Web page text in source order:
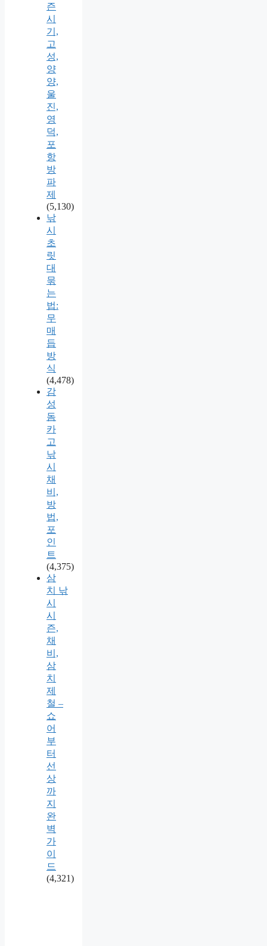
즌
시
기,
고
성,
양
양,
울
진,
영
덕,
포
항
방
파
제
(5,130)
낚
시
초
릿
대
묶
는
법:
무
매
듭
방
식
(4,478)
감
성
돔
카
고
낚
시
채
비,
방
법,
포
인
트
(4,375)
삼
치 낚
시
시
즌,
채
비,
삼
치
제
철 –
쇼
어
부
터
선
상
까
지
완
벽
가
이
드
(4,321)